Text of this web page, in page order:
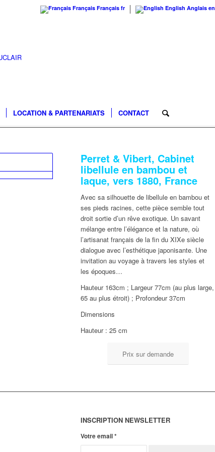
Français Français fr English Anglais en
LOCATION & PARTENARIATS CONTACT
Perret & Vibert, Cabinet
libellule en bambou et
laque, vers 1880, France
Avec sa silhouette de libellule en bambou et
ses pieds racines, cette pièce semble tout
droit sortie d’un rêve exotique. Un savant
mélange entre l’élégance et la nature, où
l’artisanat français de la fin du XIXe siècle
dialogue avec l’esthétique japonisante. Une
invitation au voyage à travers les styles et
les époques…
Hauteur 163cm ; Largeur 77cm (au plus large,
65 au plus étroit) ; Profondeur 37cm
Dimensions
Hauteur : 25 cm
Prix sur demande
INSCRIPTION NEWSLETTER
Votre email*